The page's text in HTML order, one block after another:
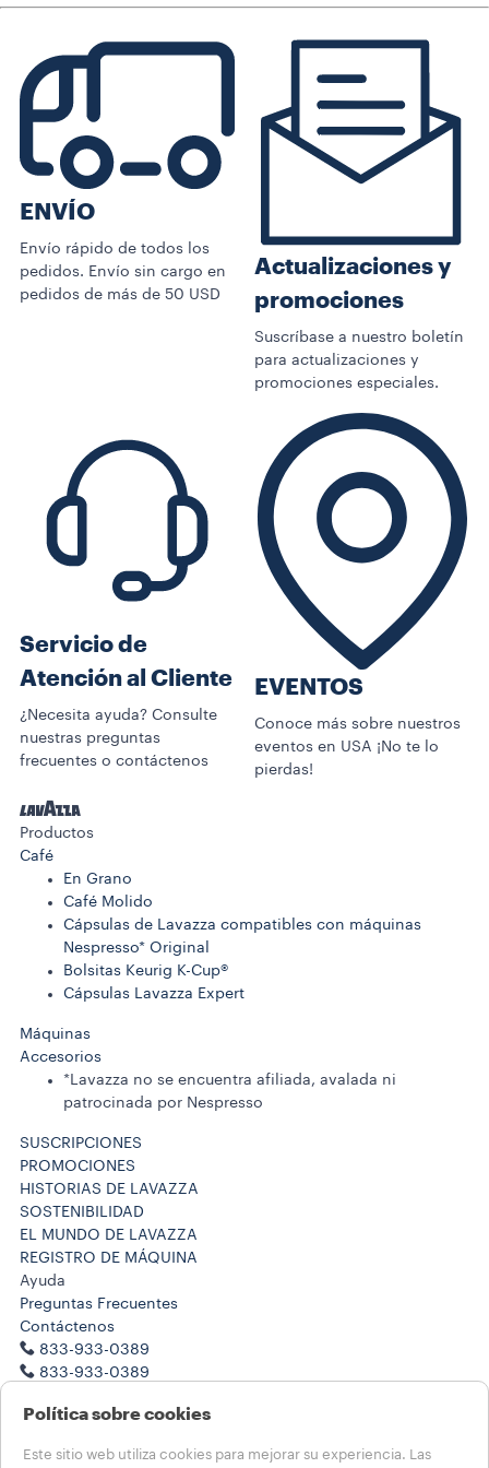
ENVÍO
Envío rápido de todos los
pedidos. Envío sin cargo en
pedidos de más de 50 USD
Actualizaciones y
promociones
Suscríbase a nuestro boletín
para actualizaciones y
promociones especiales.
Servicio de
Atención al Cliente
¿Necesita ayuda? Consulte
nuestras preguntas
frecuentes o contáctenos
EVENTOS
Conoce más sobre nuestros
eventos en USA ¡No te lo
pierdas!
Productos
Café
En Grano
Café Molido
Cápsulas de Lavazza compatibles con máquinas
Nespresso* Original
Bolsitas Keurig K-Cup®
Cápsulas Lavazza Expert
Máquinas
Accesorios
*Lavazza no se encuentra afiliada, avalada ni
patrocinada por Nespresso
SUSCRIPCIONES
PROMOCIONES
HISTORIAS DE LAVAZZA
SOSTENIBILIDAD
EL MUNDO DE LAVAZZA
REGISTRO DE MÁQUINA
Ayuda
Preguntas Frecuentes
Contáctenos
833-933-0389
833-933-0389
Notas legales
Política sobre cookies
Este sitio web utiliza cookies para mejorar su experiencia. Las